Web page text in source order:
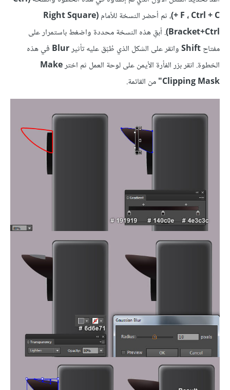
+ F ، Ctrl + C)، ثم أحضر النسخة للأمام (Right Square
Bracket+Ctrl) . أبقِ هذه النسخة محددة واضغط باستمرار على
مفتاحShiftوانقر على الشكل الذي طُبّق عليه تأثيرBlur في هذه
الخطوة. انقر بزر الفأرة الأيمن على لوحة العمل ثم اخترMake
Clipping Mask" من القائمة.